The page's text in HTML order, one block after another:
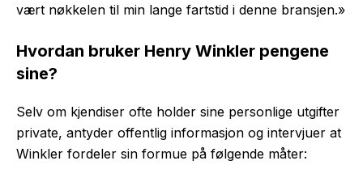
vært nøkkelen til min lange fartstid i denne bransjen.»
Hvordan bruker Henry Winkler pengene
sine?
Selv om kjendiser ofte holder sine personlige utgifter
private, antyder offentlig informasjon og intervjuer at
Winkler fordeler sin formue på følgende måter: